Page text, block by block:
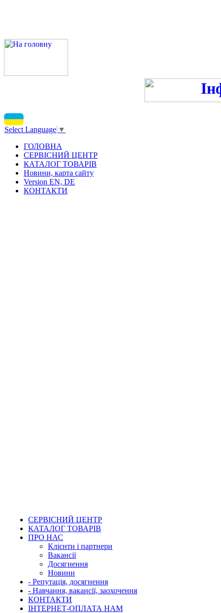
Select Language ▼
ГОЛОВНА
СЕРВІСНИЙ ЦЕНТР
КАТАЛОГ ТОВАРІВ
Новини, карта сайту
Version EN, DE
КОНТАКТИ
СЕРВІСНИЙ ЦЕНТР
КАТАЛОГ ТОВАРІВ
ПРО НАС
Клієнти і партнери
Вакансії
Досягнення
Новини
- Репутація, досягнення
- Навчання, вакансії, заохочення
КОНТАКТИ
ІНТЕРНЕТ-ОПЛАТА НАМ